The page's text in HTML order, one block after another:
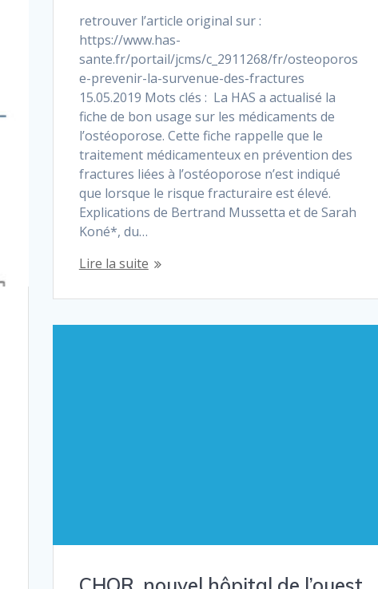
retrouver l’article original sur :
https://www.has-
sante.fr/portail/jcms/c_2911268/fr/osteoporos
e-prevenir-la-survenue-des-fractures
15.05.2019 Mots clés : La HAS a actualisé la
fiche de bon usage sur les médicaments de
l’ostéoporose. Cette fiche rappelle que le
traitement médicamenteux en prévention des
fractures liées à l’ostéoporose n’est indiqué
que lorsque le risque fracturaire est élevé.
Explications de Bertrand Mussetta et de Sarah
Koné*, du…
Lire la suite